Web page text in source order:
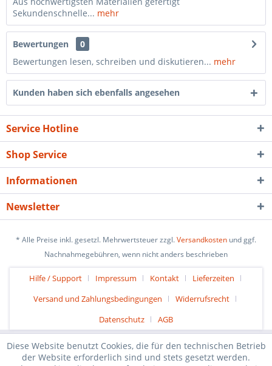
Sekundenschnelle... mehr
Bewertungen
0
Bewertungen lesen, schreiben und diskutieren... mehr
Kunden haben sich ebenfalls angesehen
Service Hotline
Shop Service
Informationen
Newsletter
* Alle Preise inkl. gesetzl. Mehrwertsteuer zzgl.Versandkosten und ggf.
Nachnahmegebühren, wenn nicht anders beschrieben
Hilfe / Support Impressum Kontakt
Lieferzeiten
Versand und Zahlungsbedingungen
Widerrufsrecht
Datenschutz
AGB
Diese Website benutzt Cookies, die für den technischen Betrieb
der Website erforderlich sind und stets gesetzt werden.